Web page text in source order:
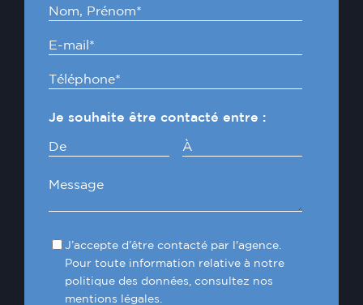
Je souhaite être contacté entre :
De À
J’accepte d’être contacté par l'agence.
Pour toute information relative à notre
politique des données, consultez nos
mentions légales.